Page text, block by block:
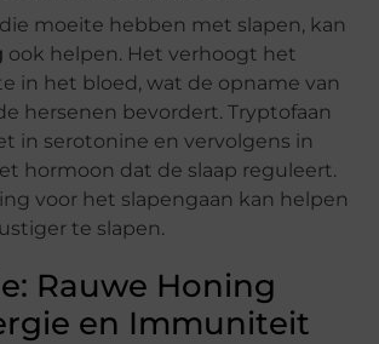
moeite hebben met slapen, kan
ook helpen. Het verhoogt het
in het bloed, wat de opname van
hersenen bevordert. Tryptofaan
in serotonine en vervolgens in
hormoon dat de slaap reguleert.
voor het slapengaan kan helpen
te slapen.
Rauwe Honing
en Immuniteit